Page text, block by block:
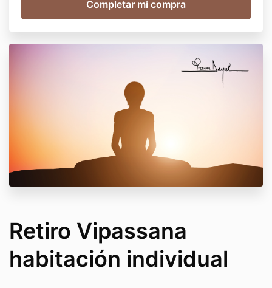
Retiro Vipassana
habitación individual